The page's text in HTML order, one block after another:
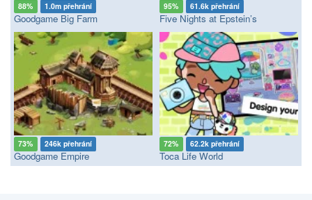
88% 1.0m přehrání
Goodgame Big Farm
95% 61.6k přehrání
Five Nights at Epstein’s
73% 246k přehrání
Goodgame Empire
72% 62.2k přehrání
Toca Life World